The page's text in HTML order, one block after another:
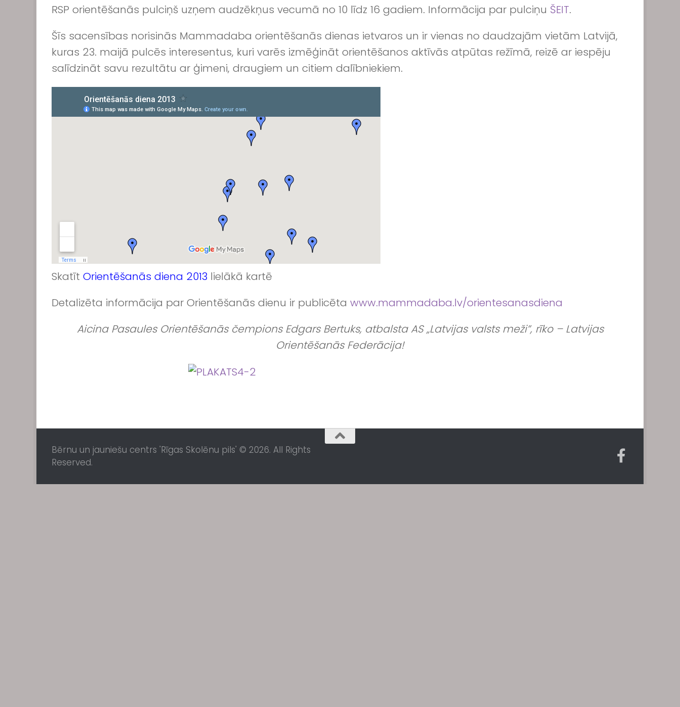
RSP orientēšanās pulciņš uzņem audzēkņus vecumā no 10 līdz 16 gadiem. Informācija par pulciņu ŠEIT.
Šīs sacensības norisinās Mammadaba orientēšanās dienas ietvaros un ir vienas no daudzajām vietām Latvijā,
kuras 23. maijā pulcēs interesentus, kuri varēs izmēģināt orientēšanos aktīvās atpūtas režīmā, reizē ar iespēju
salīdzināt savu rezultātu ar ģimeni, draugiem un citiem dalībniekiem.
Skatīt Orientēšanās diena 2013 lielākā kartē
Detalizēta informācija par Orientēšanās dienu ir publicēta www.mammadaba.lv/orientesanasdiena
Aicina Pasaules Orientēšanās čempions Edgars Bertuks, atbalsta AS „Latvijas valsts meži”, rīko – Latvijas
Orientēšanās Federācija!
Bērnu un jauniešu centrs 'Rīgas Skolēnu pils' © 2026. All Rights
Reserved.